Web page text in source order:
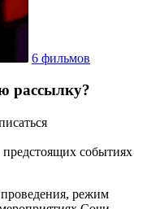
6 фильмов
рассылку?
событиях
режим